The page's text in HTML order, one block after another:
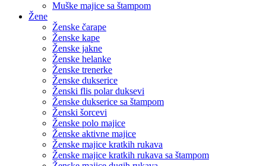
Muške majice sa štampom
Žene
Ženske čarape
Ženske kape
Ženske jakne
Ženske helanke
Ženske trenerke
Ženske dukserice
Ženski flis polar duksevi
Ženske dukserice sa štampom
Ženski šorcevi
Ženske polo majice
Ženske aktivne majice
Ženske majice kratkih rukava
Ženske majice kratkih rukava sa štampom